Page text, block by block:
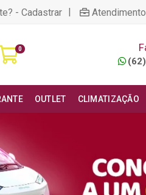
- Cadastrar |
0
OUTLET CLIMATIZAÇÃO